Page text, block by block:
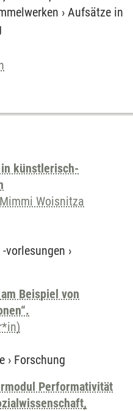
› Aufsätze in
künstlerisch-
Mimmi Woisnitza
vorlesungen ›
Beispiel von
› Forschung
Performativität